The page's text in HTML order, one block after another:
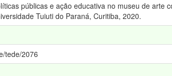
públicas e ação educativa no museu de arte
Tuiuti do Paraná, Curitiba, 2020.
tede/2076